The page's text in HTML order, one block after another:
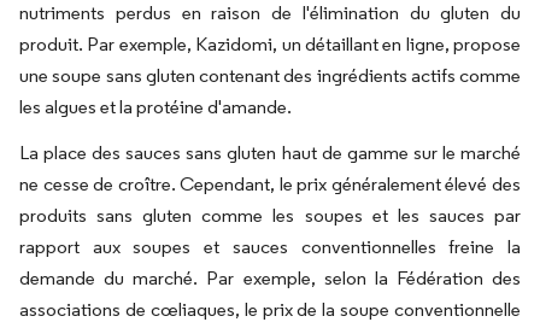
nutriments perdus en raison de l'élimination du gluten du
produit. Par exemple, Kazidomi, un détaillant en ligne, propose
une soupe sans gluten contenant des ingrédients actifs comme
les algues et la protéine d'amande.
La place des sauces sans gluten haut de gamme sur le marché
ne cesse de croître. Cependant, le prix généralement élevé des
produits sans gluten comme les soupes et les sauces par
rapport aux soupes et sauces conventionnelles freine la
demande du marché. Par exemple, selon la Fédération des
associations de cœliaques, le prix de la soupe conventionnelle